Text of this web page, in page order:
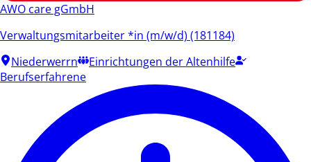
AWO care gGmbH
Verwaltungsmitarbeiter *in (m/w/d) (181184)
Niederwerrn
Einrichtungen der Altenhilfe
Berufserfahrene